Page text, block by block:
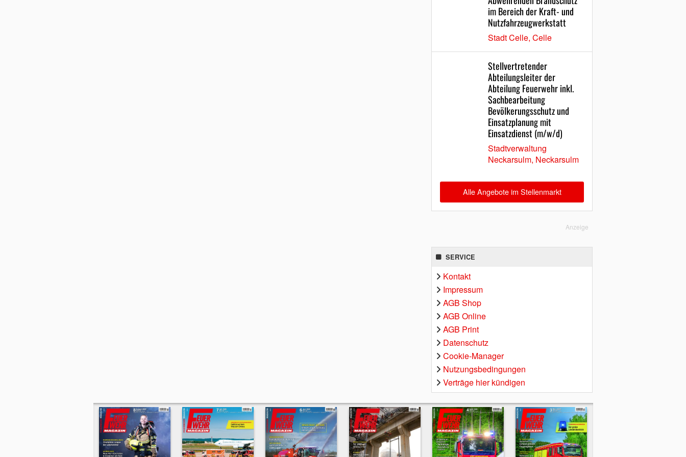
im Bereich der Kraft- und
Nutzfahrzeugwerkstatt
Stadt Celle, Celle
Stellvertretender
Abteilungsleiter der
Abteilung Feuerwehr inkl.
Sachbearbeitung
Bevölkerungsschutz und
Einsatzplanung mit
Einsatzdienst (m/w/d)
Stadtverwaltung
Neckarsulm, Neckarsulm
Alle Angebote im Stellenmarkt
Anzeige
SERVICE
Kontakt
Impressum
AGB Shop
AGB Online
AGB Print
Datenschutz
Cookie-Manager
Nutzungsbedingungen
Verträge hier kündigen